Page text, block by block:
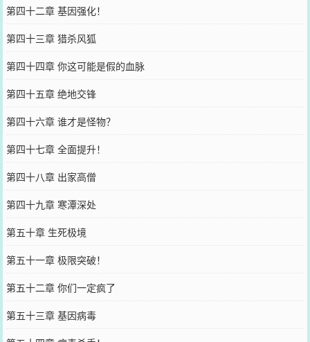
第四十二章 基因强化！
第四十三章 猎杀风狐
第四十四章 你这可能是假的血脉
第四十五章 绝地交锋
第四十六章 谁才是怪物？
第四十七章 全面提升！
第四十八章 出家高僧
第四十九章 寒潭深处
第五十章 生死极境
第五十一章 极限突破！
第五十二章 你们一定疯了
第五十三章 基因病毒